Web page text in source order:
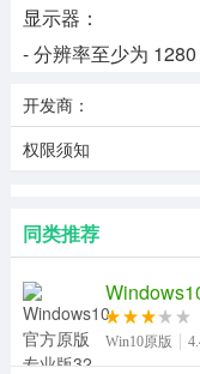
显示器：
- 分辨率至少为
开发商：
权限须知
同类推荐
Win10原版